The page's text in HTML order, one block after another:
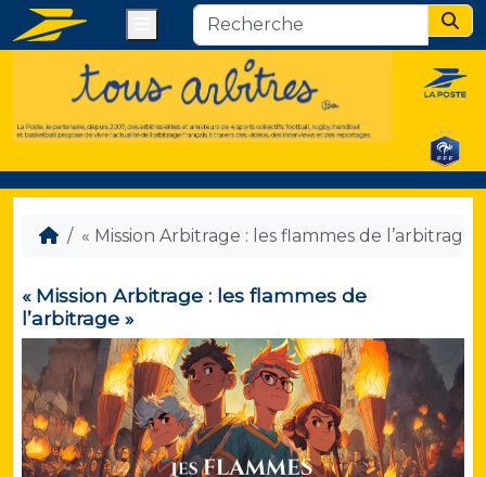
« Mission Arbitrage : les flammes de l’arbitrage »
« Mission Arbitrage : les flammes de
l’arbitrage »